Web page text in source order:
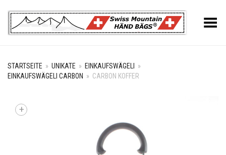
Toggle Menu
STARTSEITE » UNIKATE » EINKAUFSWÄGELI
»
EINKAUFSWÄGELI CARBON » CARBON KOFFER
+